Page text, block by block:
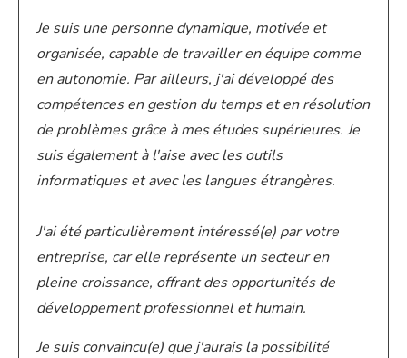
Je suis une personne dynamique, motivée et
organisée, capable de travailler en équipe comme
en autonomie. Par ailleurs, j'ai développé des
compétences en gestion du temps et en résolution
de problèmes grâce à mes études supérieures. Je
suis également à l'aise avec les outils
informatiques et avec les langues étrangères.
J'ai été particulièrement intéressé(e) par votre
entreprise, car elle représente un secteur en
pleine croissance, offrant des opportunités de
développement professionnel et humain.
Je suis convaincu(e) que j'aurais la possibilité